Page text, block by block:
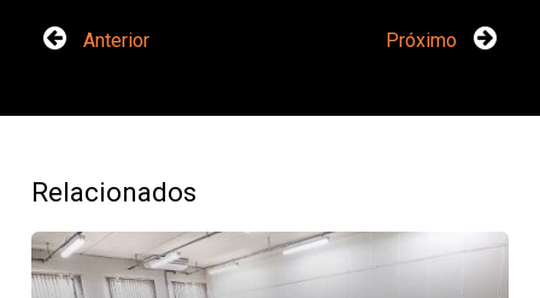
Anterior Próximo
Relacionados